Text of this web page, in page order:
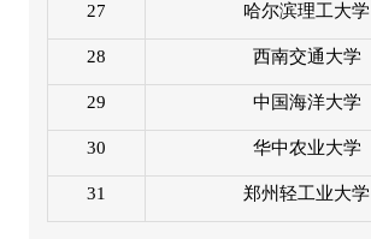
27 哈尔滨理工大学
28 西南交通大学
29 中国海洋大学
30 华中农业大学
31 郑州轻工业大学